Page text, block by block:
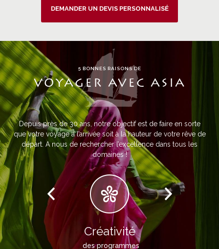
DEMANDER UN DEVIS PERSONNALISÉ
5 BONNES RAISONS DE
VOYAGER AVEC ASIA
Depuis près de 30 ans, notre objectif est de faire en sorte
que votre voyage à l’arrivée soit à la hauteur de votre rêve de
départ. A nous de rechercher l’excellence dans tous les
domaines !
Créativité
des programmes